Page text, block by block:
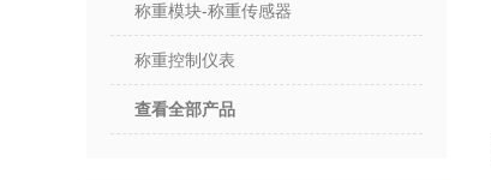
称重模块-称重传感器
称重控制仪表
查看全部产品